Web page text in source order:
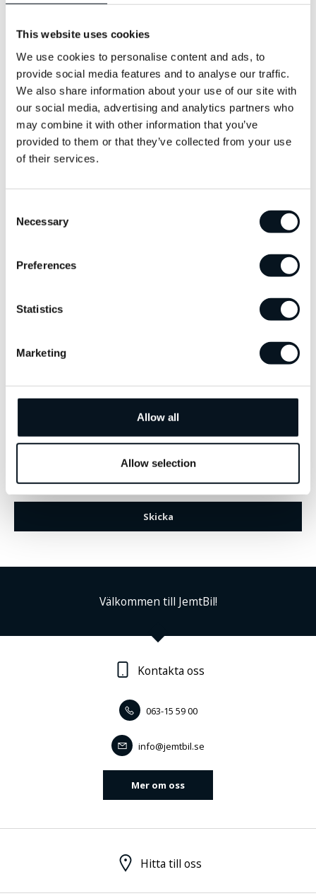
This website uses cookies
We use cookies to personalise content and ads, to
provide social media features and to analyse our traffic.
We also share information about your use of our site with
our social media, advertising and analytics partners who
may combine it with other information that you’ve
provided to them or that they’ve collected from your use
of their services.
Selection
Necessary
Preferences
Statistics
Marketing
Allow all
Allow selection
Företaget som du nu kontaktar blir personuppgiftsansvarig för
uppgifterna i meddelandet. Läs mer i personuppgiftspolicyn som
du hittar i sidfoten.
Skicka
Välkommen till JemtBil!
Kontakta oss
063-15 59 00
info@jemtbil.se
Mer om oss
Hitta till oss